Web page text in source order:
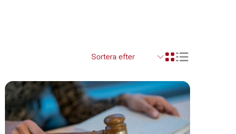
Visa resultaten i ett
Visa resultaten